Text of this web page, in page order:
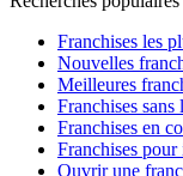
Franchises les
Nouvelles
Meilleures
Franchises sans
Franchises en
Franchises pour
Ouvrir une